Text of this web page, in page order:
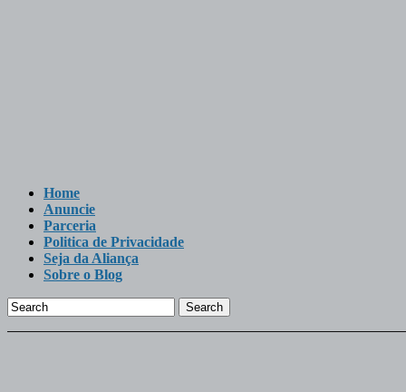
Home
Anuncie
Parceria
Politica de Privacidade
Seja da Aliança
Sobre o Blog
Search